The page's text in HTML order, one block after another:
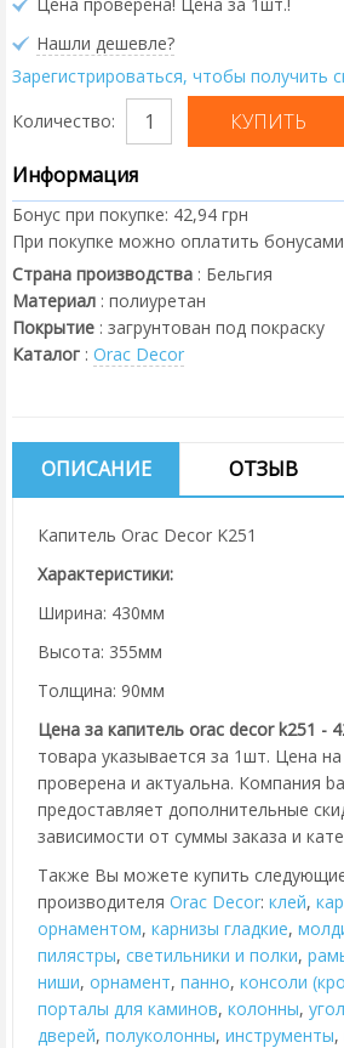
Нашли дешевле?
Зарегистрироваться, чтобы получить
Количество:
Информация
Бонус при покупке: 42,94 грн
При покупке можно оплатить
Страна производства : Бельгия
Материал : полиуретан
Покрытие : загрунтован под покраску
Каталог : Orac Decor
ОПИСАНИЕ ОТЗЫВ
Капитель Orac Decor K251
Характеристики:
Ширина: 430мм
Высота: 355мм
Толщина: 90мм
Цена за капитель orac decor k251 -
товара указывается за 1шт. Цена на
проверена и актуальна. Компания
предоставляет дополнительные
зависимости от суммы заказа и
Также Вы можете купить
производителя Orac Decor: клей,
орнаментом, карнизы гладкие,
пилястры, cветильники и полки,
ниши, орнамент, панно, консоли
порталы для каминов, колонны,
дверей, полуколонны, инструменты,